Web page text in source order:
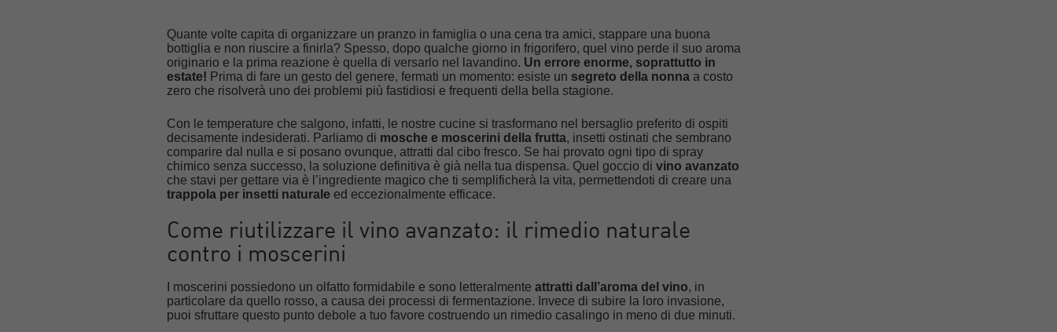
Quante volte capita di organizzare un pranzo in famiglia o una cena tra amici, stappare una buona
bottiglia e non riuscire a finirla? Spesso, dopo qualche giorno in frigorifero, quel vino perde il suo aroma
originario e la prima reazione è quella di versarlo nel lavandino. Un errore enorme, soprattutto in
estate! Prima di fare un gesto del genere, fermati un momento: esiste un segreto della nonna a costo
zero che risolverà uno dei problemi più fastidiosi e frequenti della bella stagione.
Con le temperature che salgono, infatti, le nostre cucine si trasformano nel bersaglio preferito di ospiti
decisamente indesiderati. Parliamo di mosche e moscerini della frutta, insetti ostinati che sembrano
comparire dal nulla e si posano ovunque, attratti dal cibo fresco. Se hai provato ogni tipo di spray
chimico senza successo, la soluzione definitiva è già nella tua dispensa. Quel goccio di vino avanzato
che stavi per gettare via è l’ingrediente magico che ti semplificherà la vita, permettendoti di creare una
trappola per insetti naturale ed eccezionalmente efficace.
Come riutilizzare il vino avanzato: il rimedio naturale
contro i moscerini
I moscerini possiedono un olfatto formidabile e sono letteralmente attratti dall’aroma del vino, in
particolare da quello rosso, a causa dei processi di fermentazione. Invece di subire la loro invasione,
puoi sfruttare questo punto debole a tuo favore costruendo un rimedio casalingo in meno di due minuti.